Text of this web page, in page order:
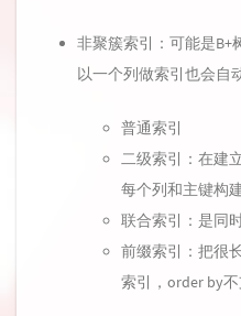
非聚簇索引：可能是B+
以一个列做索引也会自
普通索引
二级索引：在建
每个列和主键构
联合索引：是同
前缀索引：把很
索引，order by